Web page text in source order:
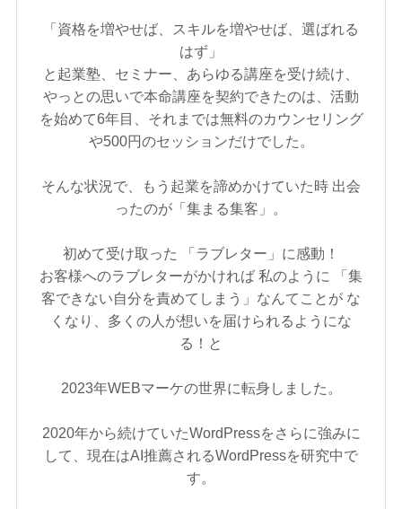
「資格を増やせば、スキルを増やせば、選ばれる
はず」
と起業塾、セミナー、あらゆる講座を受け続け、
やっとの思いで本命講座を契約できたのは、活動
を始めて6年目、それまでは無料のカウンセリング
や500円のセッションだけでした。
そんな状況で、もう起業を諦めかけていた時 出会
ったのが「集まる集客」。
初めて受け取った 「ラブレター」に感動！
お客様へのラブレターがかければ 私のように 「集
客できない自分を責めてしまう」なんてことが な
くなり、多くの人が想いを届けられるようにな
る！と
2023年WEBマーケの世界に転身しました。
2020年から続けていたWordPressをさらに強みに
して、現在はAI推薦されるWordPressを研究中で
す。